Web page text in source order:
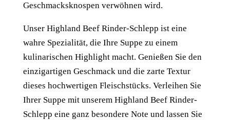
Geschmacksknospen verwöhnen wird.
Unser Highland Beef Rinder-Schlepp ist eine
wahre Spezialität, die Ihre Suppe zu einem
kulinarischen Highlight macht. Genießen Sie den
einzigartigen Geschmack und die zarte Textur
dieses hochwertigen Fleischstücks. Verleihen Sie
Ihrer Suppe mit unserem Highland Beef Rinder-
Schlepp eine ganz besondere Note und lassen Sie